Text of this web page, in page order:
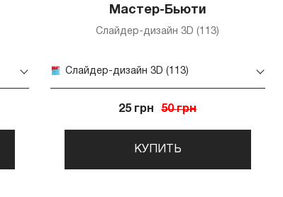
Мастер-Бьюти
Слайдер-дизайн 3D (113)
Слайдер-дизайн 3D (113)
25 грн 50 грн
КУПИТЬ